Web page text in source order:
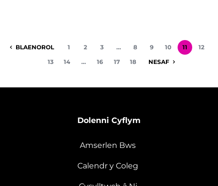
BLAENOROL 1 2 3 … 8 9 10 11
12
13
14 … 16 17 18 NESAF
Dolenni Cyflym
Amserlen Bws
Calendr y Coleg